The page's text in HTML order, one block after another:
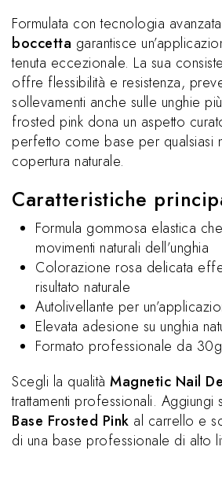
Formulata con tecnologia
boccetta garantisce
tenuta eccezionale. La sua
offre flessibilità e resistenza,
sollevamenti anche sulle unghie
frosted pink dona un aspetto
perfetto come base per qualsiasi
copertura naturale.
Caratteristiche
Formula gommosa elastica
movimenti naturali dell’unghia
Colorazione rosa delicata
risultato naturale
Autolivellante per
Elevata adesione su unghia
Formato professionale da
Scegli la qualità Magnetic Nail
trattamenti professionali. Aggiungi
Base Frosted Pink al carrello e
di una base professionale di alto